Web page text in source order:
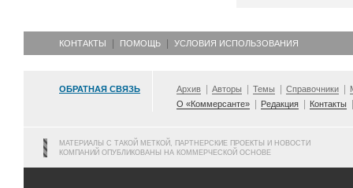
КОНТАКТЫ ПОМОЩЬ УСЛОВИЯ ИСПОЛЬЗОВАНИЯ
ОБРАТНАЯ СВЯЗЬ Архив Авторы Темы Справочники
О «Коммерсанте»
Редакция Контакты
МАТЕРИАЛЫ С ТАКОЙ МЕТКОЙ, ПАРТНЕРСКИЕ ПРОЕКТЫ И НОВОСТИ
КОМПАНИЙ ОПУБЛИКОВАНЫ НА КОММЕРЧЕСКОЙ ОСНОВЕ